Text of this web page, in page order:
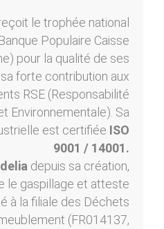
le trophée national
Populaire Caisse
pour la qualité de ses
forte contribution aux
RSE (Responsabilité
Environnementale). Sa
est certifiée ISO
9001 / 14001.
depuis sa création,
le gaspillage et atteste
à la filiale des Déchets
(FR014137,